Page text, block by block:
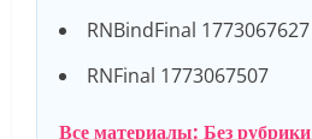
RNBindFinal 1773067627
RNFinal 1773067507
Все материалы: Без рубрики